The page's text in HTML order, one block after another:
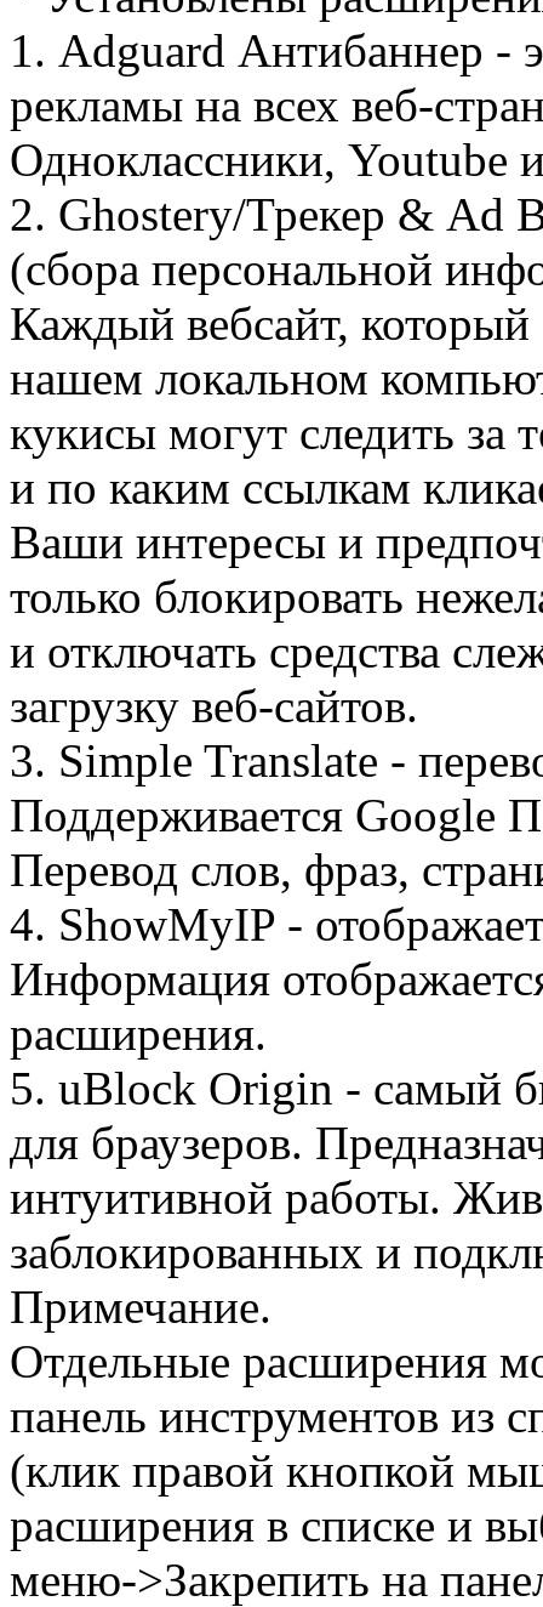
1. Adguard Антибаннер -
рекламы на всех веб-
Одноклассники, Youtube
2. Ghostery/Трекер & Ad
(сбора персональной
Каждый вебсайт,
нашем локальном
кукисы могут следить за
и по каким ссылкам
Ваши интересы и
только блокировать
и отключать средства
загрузку веб-сайтов.
3. Simple Translate -
Поддерживается Google
Перевод слов, фраз,
4. ShowMyIP -
Информация
расширения.
5. uBlock Origin - самый
для браузеров.
интуитивной работы.
заблокированных и
Примечание.
Отдельные расширения
панель инструментов из
(клик правой кнопкой
расширения в списке и
меню->Закрепить на